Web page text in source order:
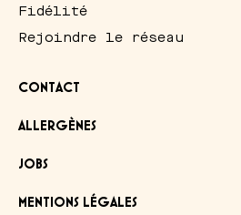
Fidélité
Rejoindre le réseau
CONTACT
ALLERGÈNES
JOBS
MENTIONS LÉGALES